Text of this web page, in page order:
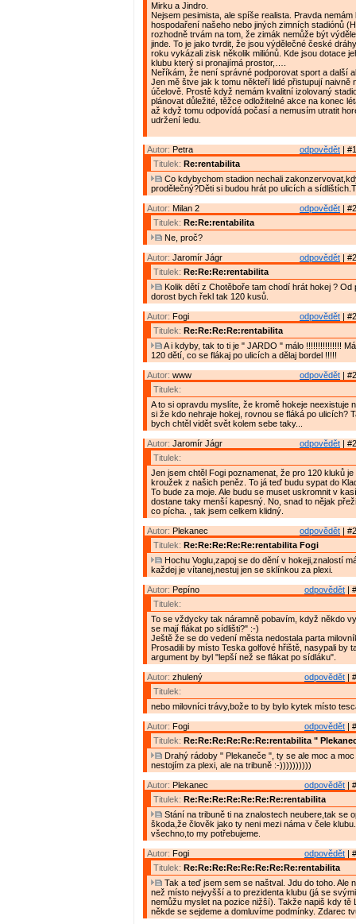
Mirku a Jindro.
Nejsem pesimista, ale spíše realista. Pravda
hospodaření našeho nebo jiných zimních stadiónů
rozhodně trvám na tom, že zimák nemůže být
jinde. To je jako tvrdit, že jsou výdělečné české
roku vykázali zisk několik miliónů. Kde jsou dotace
klubu který si pronajímá prostor,….
Neříkám, že není správné podporovat sport a další
Jen mě štve jak k tomu někteří lidé přistupují naivně
účelově. Prostě když nemám kvalitní izolovaný
plánovat důležité, těžce odložitelné akce na konec
až když tomu odpovídá počasí a nemusím utratit
udržení ledu.
odpovědět |
Autor: Petra
Titulek: Re:rentabilita
Co kdybychom stadion nechali
prodělečný?Děti si budou hrát po ulicích a
odpovědět |
Autor: Milan 2
Titulek: Re:Re:rentabilita
Ne, proč?
odpovědět |
Autor: Jaromír Jágr
Titulek: Re:Re:Re:rentabilita
Kolik dětí z Chotěboře tam chodí hrát hokej ? Od
dorost bych řekl tak 120 kusů.
odpovědět |
Autor: Fogi
Titulek: Re:Re:Re:Re:rentabilita
A i kdyby, tak to ti je " JARDO " málo !!!!!!!!!!!!!!!
120 dětí, co se flákaj po ulicích a dělaj bordel !!!!!
odpovědět |
Autor: www
Titulek:
A to si opravdu myslíte, že kromě hokeje neexistuje
si že kdo nehraje hokej, rovnou se fláká po ulicích?
bych chtěl vidět svět kolem sebe taky...
odpovědět |
Autor: Jaromír Jágr
Titulek:
Jen jsem chtěl Fogi poznamenat, že pro 120 kluků
kroužek z našich peněz. To já teď budu sypat do
To bude za moje. Ale budu se muset uskromnit v
dostane taky menší kapesný. No, snad to nějak
co pícha. , tak jsem celkem klidný.
odpovědět |
Autor: Plekanec
Titulek: Re:Re:Re:Re:Re:rentabilita Fogi
Hochu Voglu,zapoj se do dění v hokeji,znalostí
každej je vítanej,nestuj jen se sklínkou za plexi.
odpovědět |
Autor: Pepíno
Titulek:
To se vždycky tak náramně pobavím, když někdo
se mají flákat po sídlišti?" :-)
Ještě že se do vedení města nedostala parta
Prosadili by místo Teska golfové hřiště, nasypali by
argument by byl "lepší než se flákat po sídláku".
odpovědět |
Autor: zhulený
Titulek:
nebo milovníci trávy,bože to by bylo kytek místo
odpovědět |
Autor: Fogi
Titulek: Re:Re:Re:Re:Re:Re:rentabilita "
Drahý rádoby " Plekaneče ", ty se ale moc a moc
nestojím za plexi, ale na tribuně :-))))))))))
odpovědět |
Autor: Plekanec
Titulek: Re:Re:Re:Re:Re:Re:Re:rentabilita
Stání na tribuně ti na znalostech neubere,tak se
škoda,že člověk jako ty neni mezi náma v čele
všechno,to my potřebujeme.
odpovědět |
Autor: Fogi
Titulek: Re:Re:Re:Re:Re:Re:Re:Re:rentabilita
Tak a teď jsem sem se naštval. Jdu do toho. Ale
než místo nejvyšší a to prezidenta klubu (já se
nemůžu myslet na pozice nižší). Takže napiš kdy tě
někde se sejdeme a domluvíme podmínky. Zdarec